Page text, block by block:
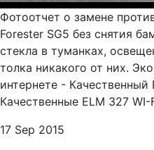
Фотоотчет о замене
Forester SG5 без снятия
стекла в туманках,
толка никакого от них.
интернете - Качественный
Качественные ELM 327 WI-
17 Sep 2015